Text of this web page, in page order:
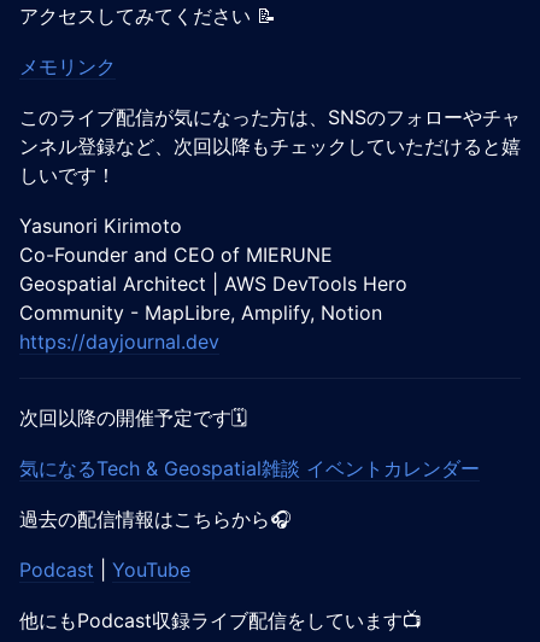
アクセスしてみてください 📝
メモリンク
このライブ配信が気になった方は、SNSのフォローやチャ
ンネル登録など、次回以降もチェックしていただけると嬉
しいです！
Yasunori Kirimoto
Co-Founder and CEO of MIERUNE
Geospatial Architect | AWS DevTools Hero
Community - MapLibre, Amplify, Notion
https://dayjournal.dev
次回以降の開催予定です🗓️
気になるTech & Geospatial雑談 イベントカレンダー
過去の配信情報はこちらから🎧️
Podcast YouTube
他にもPodcast収録ライブ配信をしています📺️